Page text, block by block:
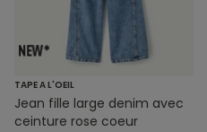
TAPE A L'OEIL
Jean fille large denim avec
ceinture rose coeur